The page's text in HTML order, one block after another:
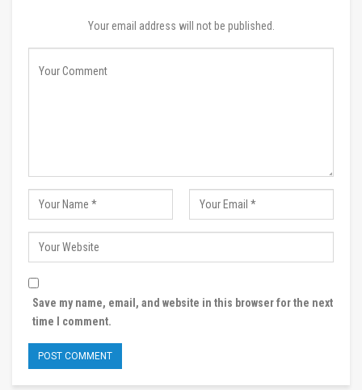
Your email address will not be published.
Save my name, email, and website in this browser for the next
time I comment.